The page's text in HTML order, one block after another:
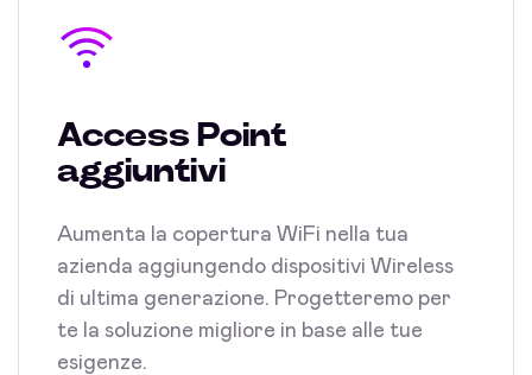
Access Point
aggiuntivi
Aumenta la copertura WiFi nella tua
azienda aggiungendo dispositivi Wireless
di ultima generazione. Progetteremo per
te la soluzione migliore in base alle tue
esigenze.